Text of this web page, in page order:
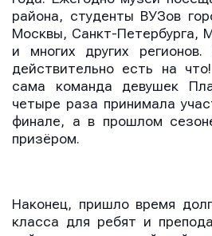
района, студенты ВУЗов
Москвы, Санкт-Петербурга,
и многих других
действительно есть на
сама команда девушек
четыре раза принимала
финале, а в прошлом
призёром.
Наконец, пришло время
класса для ребят и